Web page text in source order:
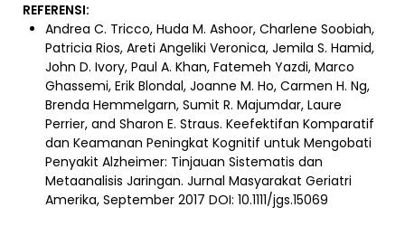
REFERENSI:
Andrea C. Tricco, Huda M. Ashoor, Charlene Soobiah,
Patricia Rios, Areti Angeliki Veronica, Jemila S. Hamid,
John D. Ivory, Paul A. Khan, Fatemeh Yazdi, Marco
Ghassemi, Erik Blondal, Joanne M. Ho, Carmen H. Ng,
Brenda Hemmelgarn, Sumit R. Majumdar, Laure
Perrier, and Sharon E. Straus. Keefektifan Komparatif
dan Keamanan Peningkat Kognitif untuk Mengobati
Penyakit Alzheimer: Tinjauan Sistematis dan
Metaanalisis Jaringan. Jurnal Masyarakat Geriatri
Amerika, September 2017 DOI: 10.1111/jgs.15069